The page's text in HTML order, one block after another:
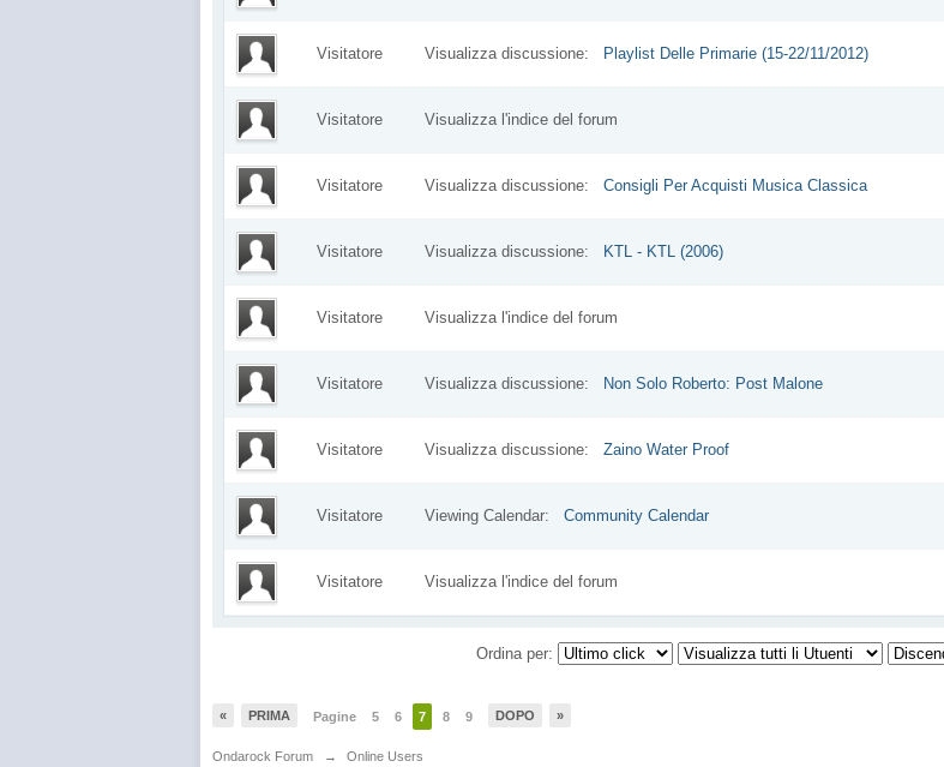
Visitatore Visualizza discussione: Playlist Delle Primarie (15-22/11/2012)
Visitatore Visualizza l'indice del forum
Visitatore Visualizza discussione: Consigli Per Acquisti Musica Classica
Visitatore Visualizza discussione: KTL - KTL (2006)
Visitatore Visualizza l'indice del forum
Visitatore Visualizza discussione: Non Solo Roberto: Post Malone
Visitatore Visualizza discussione: Zaino Water Proof
Visitatore Viewing Calendar: Community Calendar
Visitatore Visualizza l'indice del forum
Ordina per:
« PRIMA Pagine 5 6 7 8 9 DOPO »
Ondarock Forum → Online Users